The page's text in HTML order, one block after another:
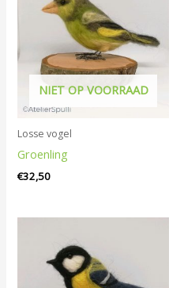
NIET OP VOORRAAD
Losse vogel
Groenling
€32,50